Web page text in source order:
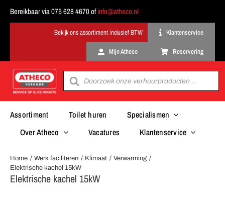
Bereikbaar via 075 628 4670 ofinfo@atheco.nl
Klantenservice
Mijn Atheco Reservering
Producten
zoeken
Assortiment Toilet huren
Specialismen
Over Atheco
Vacatures Klantenservice
Home Werk faciliteren Klimaat
Verwarming
Elektrische kachel 15kW
Elektrische kachel 15kW